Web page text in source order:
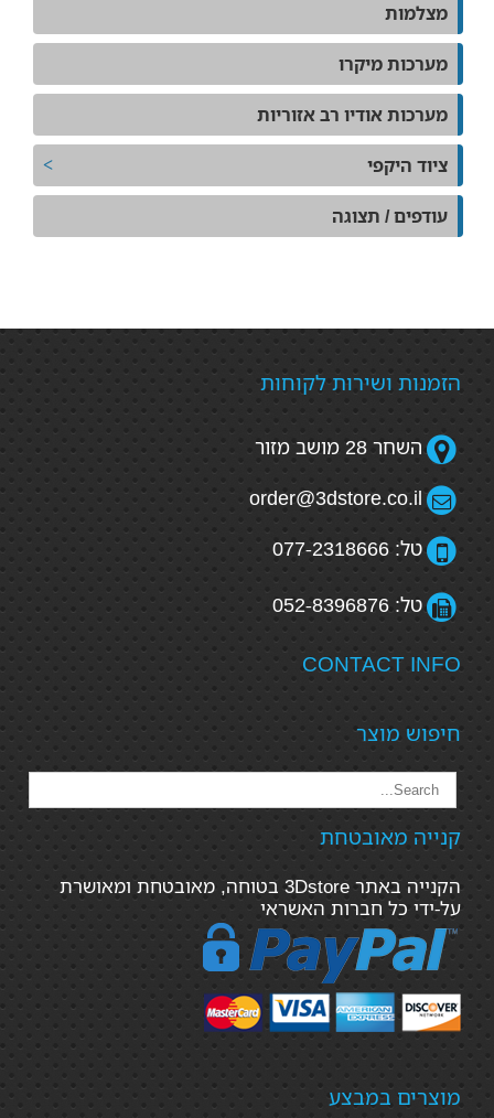
מצלמות
מערכות מיקרו
מערכות אודיו רב אזוריות
ציוד היקפי
עודפים / תצוגה
הזמנות ושירות לקוחות
השחר 28 מושב מזור
order@3dstore.co.il
טל: 077-2318666
טל: 052-8396876
CONTACT INFO
חיפוש מוצר
קנייה מאובטחת
הקנייה באתר 3Dstore בטוחה, מאובטחת ומאושרת
על-ידי כל חברות האשראי
מוצרים במבצע